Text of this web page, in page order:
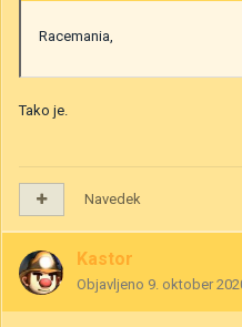
Racemania,
Tako je.
Navedek
Kastor
Objavljeno 9. oktober